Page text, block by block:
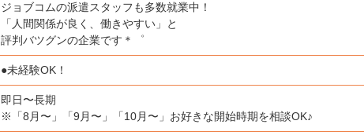
ジョブコムの派遣スタッフも多数就業中！
「人間関係が良く、働きやすい」と
評判バツグンの企業です＊゜
●未経験OK！
即日〜長期
※「8月〜」「9月〜」「10月〜」お好きな開始時期を相談OK♪